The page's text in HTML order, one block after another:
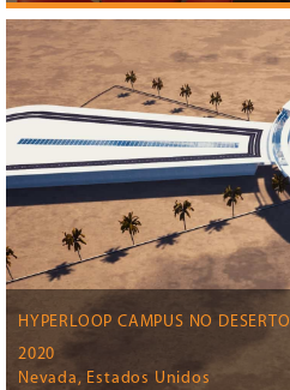
HYPERLOOP CAMPUS NO DESERTO
2020
Nevada, Estados Unidos